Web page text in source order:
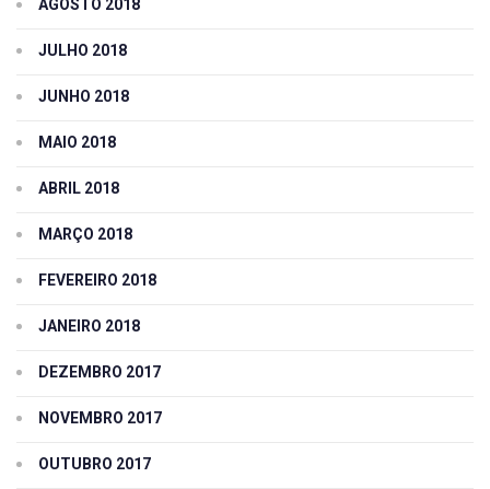
AGOSTO 2018
JULHO 2018
JUNHO 2018
MAIO 2018
ABRIL 2018
MARÇO 2018
FEVEREIRO 2018
JANEIRO 2018
DEZEMBRO 2017
NOVEMBRO 2017
OUTUBRO 2017